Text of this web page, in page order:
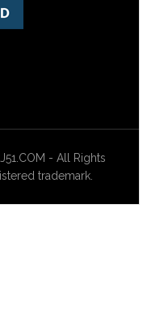
- All Rights
trademark.